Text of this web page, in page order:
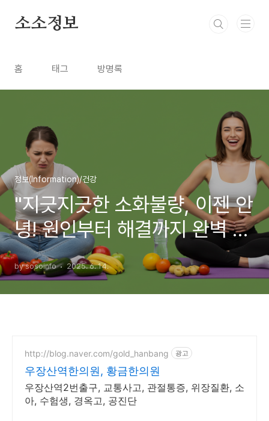
소소정보
홈 태그 방명록
정보(Information)/건강
"지긋지긋한 소화불량, 이젠 안
녕! 원인부터 해결까지 완벽 가
이드"
by sosoinfo 2025. 6. 14.
http://blog.naver.com/gold_hanbang 광고
우장산역한의원, 황금한의원
우장산역2번출구, 교통사고, 관절통증, 위장질환, 소
아, 수험생, 경옥고, 공진단